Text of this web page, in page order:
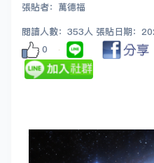
張貼者：萬德福
閱讀人數：353人 張貼日期：
0